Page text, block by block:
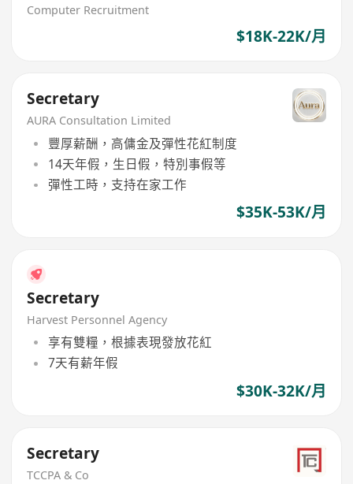
Computer Recruitment
$18K-22K/月
Secretary
AURA Consultation Limited
豐厚薪酬，高傭金及彈性花紅制度
14天年假，生日假，特別事假等
彈性工時，支持在家工作
$35K-53K/月
Secretary
Harvest Personnel Agency
享有雙糧，根據表現發放花紅
7天有薪年假
$30K-32K/月
Secretary
TCCPA & Co